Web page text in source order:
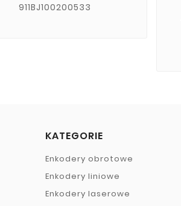
911BJ100200533
KATEGORIE
Enkodery obrotowe
Enkodery liniowe
Enkodery laserowe